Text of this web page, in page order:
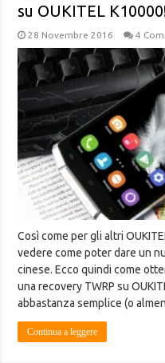
su OUKITEL
28 Novembre 2016 4
Così come per gli altri
vedere come poter dare un
cinese. Ecco quindi come
una recovery TWRP su
abbastanza semplice (o
Continua a leggere